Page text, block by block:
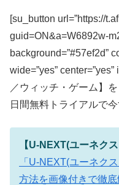
[su_button url=”https://
guid=ON&a=W6892w-
background=”#57ef2d”
wide=”yes”
／ウィッチ・ゲーム】
日間無料トライアルで
【U-NEXT(ユーネク
「U-NEXT(ユーネク
方法を画像付きで徹